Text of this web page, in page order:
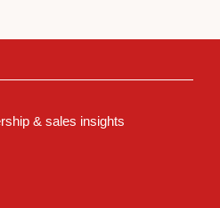
& sales insights